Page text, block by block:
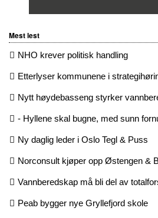
Mest lest
NHO krever politisk handling
Etterlyser kommunene i
Nytt høydebasseng styrker
- Hyllene skal bugne, med sunn
Ny daglig leder i Oslo Tegl & Puss
Norconsult kjøper opp Østengen &
Vannberedskap må bli del av
Peab bygger nye Gryllefjord skole